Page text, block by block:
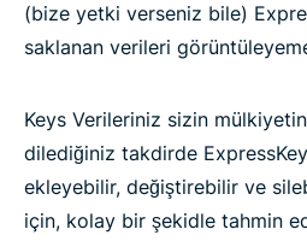
(bize yetki verseniz bile)
saklanan verileri
Keys Verileriniz sizin
dilediğiniz takdirde
ekleyebilir, değiştirebilir ve
için, kolay bir şekidle tahmin